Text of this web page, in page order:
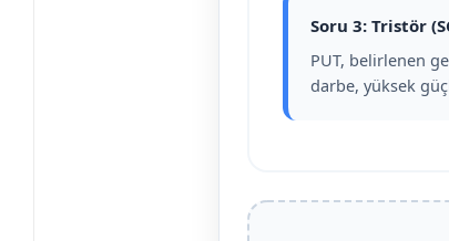
Soru 3: Tristör
PUT, belirlenen
darbe, yüksek